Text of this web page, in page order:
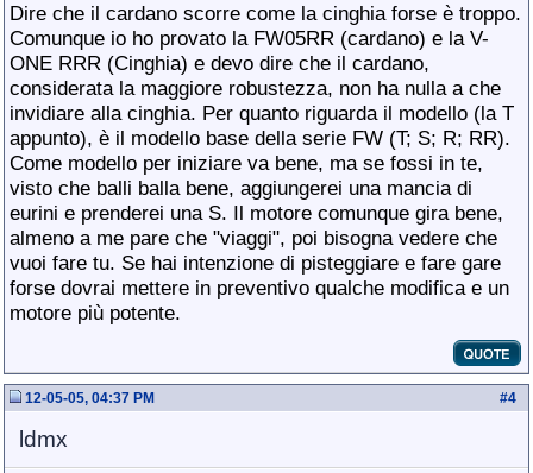
Dire che il cardano scorre come la cinghia forse è troppo.
Comunque io ho provato la FW05RR (cardano) e la V-
ONE RRR (Cinghia) e devo dire che il cardano,
considerata la maggiore robustezza, non ha nulla a che
invidiare alla cinghia. Per quanto riguarda il modello (la T
appunto), è il modello base della serie FW (T; S; R; RR).
Come modello per iniziare va bene, ma se fossi in te,
visto che balli balla bene, aggiungerei una mancia di
eurini e prenderei una S. Il motore comunque gira bene,
almeno a me pare che "viaggi", poi bisogna vedere che
vuoi fare tu. Se hai intenzione di pisteggiare e fare gare
forse dovrai mettere in preventivo qualche modifica e un
motore più potente.
#4
12-05-05, 04:37 PM
ldmx